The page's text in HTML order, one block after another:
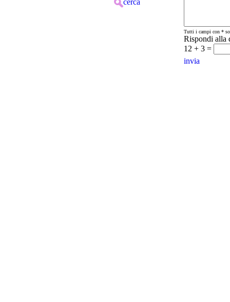
cerca
Tutti i campi con *
Rispondi alla
12 + 3 =
invia